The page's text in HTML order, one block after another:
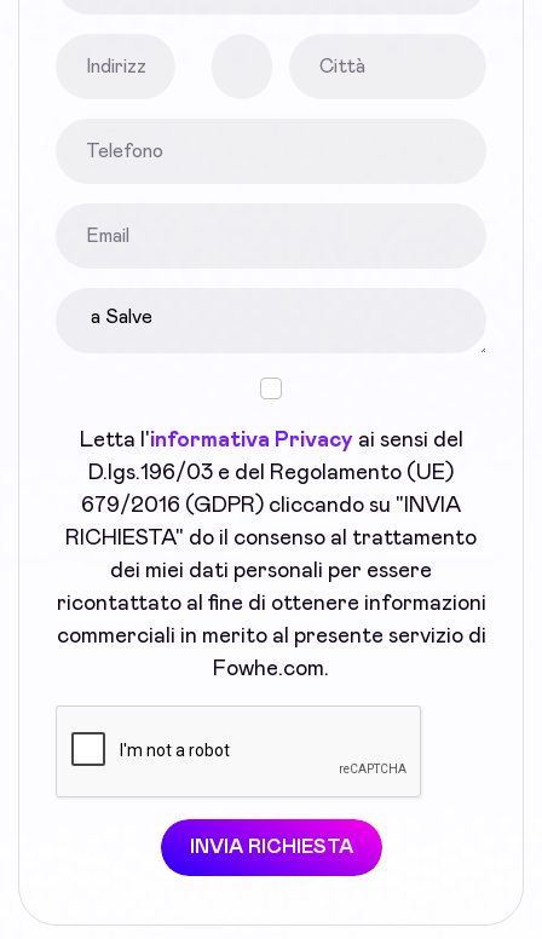
Letta l'informativa Privacyai sensi del
D.lgs.196/03 e del Regolamento (UE)
679/2016 (GDPR) cliccando su "INVIA
RICHIESTA" do il consenso al trattamento
dei miei dati personali per essere
ricontattato al fine di ottenere informazioni
commerciali in merito al presente servizio di
Fowhe.com.
INVIA RICHIESTA